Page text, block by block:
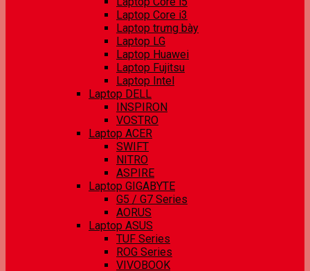
Laptop Core i3
Laptop trưng bày
Laptop LG
Laptop Huawei
Laptop Fujitsu
Laptop Intel
Laptop DELL
INSPIRON
VOSTRO
Laptop ACER
SWIFT
NITRO
ASPIRE
Laptop GIGABYTE
G5 / G7 Series
AORUS
Laptop ASUS
TUF Series
ROG Series
VIVOBOOK